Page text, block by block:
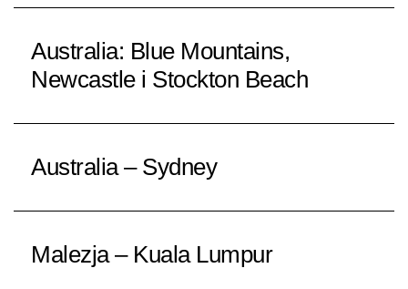
Australia: Blue Mountains,
Newcastle i Stockton Beach
Australia – Sydney
Malezja – Kuala Lumpur